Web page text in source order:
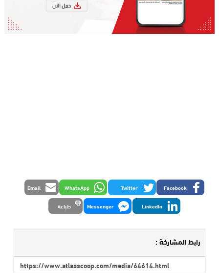
Facebook
Twitter
WhatsApp
Email
LinkedIn
Messenger طباعة
رابط المشاركة :